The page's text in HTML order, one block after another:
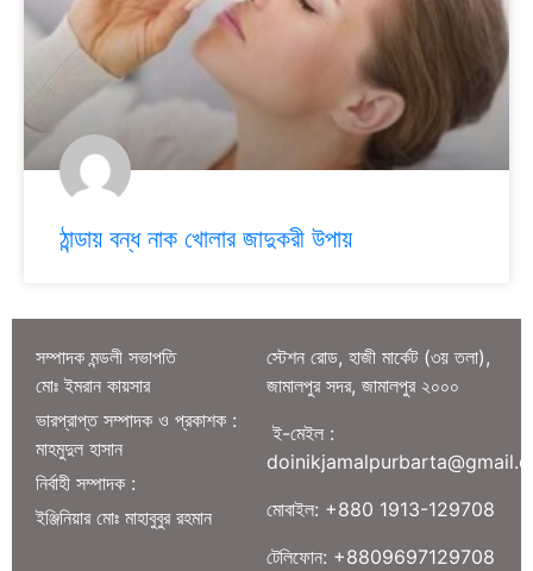
ঠান্ডায় বন্ধ নাক খোলার জাদুকরী উপায়
সম্পাদক মন্ডলী সভাপতি
মোঃ ইমরান কায়সার
ভারপ্রাপ্ত সম্পাদক ও প্রকাশক :
মাহমুদুল হাসান
নির্বাহী সম্পাদক :
ইঞ্জিনিয়ার মোঃ মাহাবুবুর রহমান
স্টেশন রোড, হাজী মার্কেট (৩য় তলা),
জামালপুর সদর, জামালপুর ২০০০
ই-মেইল :
মোবাইল: +880 1913-129708
টেলিফোন: +8809697129708